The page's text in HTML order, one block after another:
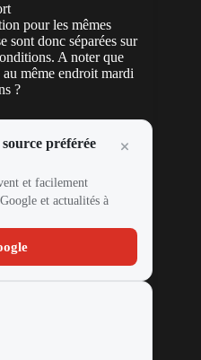
pour les mêmes
sont donc séparées sur
A noter que
au même endroit mardi
?
préférée
et facilement
et actualités à